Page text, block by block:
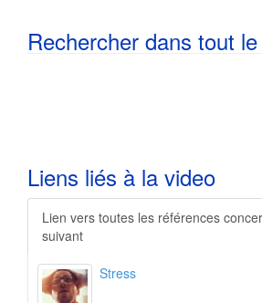
Rechercher dans tout
Liens liés à la video
Lien vers toutes les références
suivant
Stress